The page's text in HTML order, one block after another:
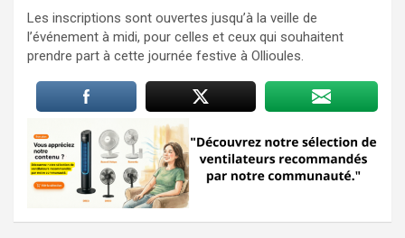
Les inscriptions sont ouvertes jusqu’à la veille de
l’événement à midi, pour celles et ceux qui souhaitent
prendre part à cette journée festive à Ollioules.